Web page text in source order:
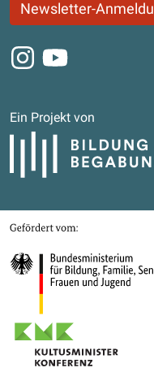
Newsletter-
Instagram
Youtube
Ein Projekt von
Bildung und Begabung
Gefördert von
Bundesministerium für
Kultusministerkonferenz